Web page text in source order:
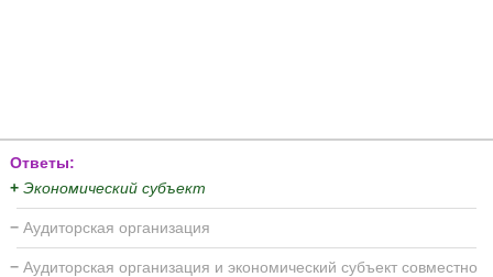
Ответы:
+ Экономический субъект
− Аудиторская организация
− Аудиторская организация и экономический субъект совместно